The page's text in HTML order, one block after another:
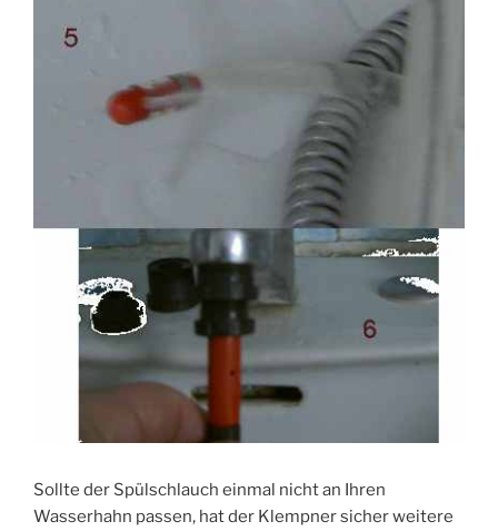
Sollte der Spülschlauch einmal nicht an Ihren
Wasserhahn passen, hat der Klempner sicher weitere